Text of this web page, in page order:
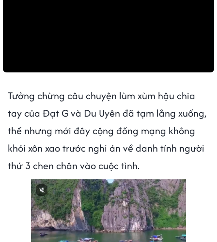
Tưởng chừng câu chuyện lùm xùm hậu chia
tay của Đạt G và Du Uyên đã tạm lắng xuống,
thế nhưng mới đây cộng đồng mạng không
khỏi xôn xao trước nghi án về danh tính người
thứ 3 chen chân vào cuộc tình.